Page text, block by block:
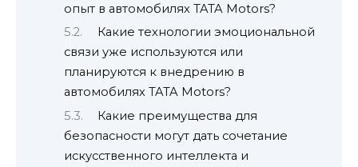
опыт в автомобилях TATA Motors?
Какие технологии эмоциональной
связи уже используются или
планируются к внедрению в
автомобилях TATA Motors?
Какие преимущества для
безопасности могут дать сочетание
искусственного интеллекта и